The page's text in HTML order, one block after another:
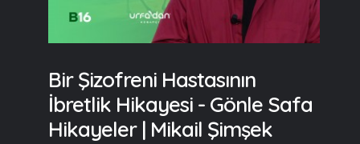
Bir Şizofreni Hastasının
İbretlik Hikayesi - Gönle Safa
Hikayeler | Mikail Şimşek